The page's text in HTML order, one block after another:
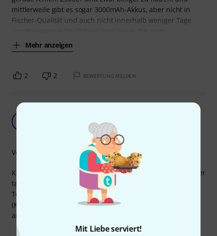
Mit Liebe serviert!
mittlerweile gibt es sogar 3000mAh-Akkus, aber nicht in
Fischer-Qualität und auch nicht innerhalb weniger Tage
Mehr anzeigen
2 2 BEWERTUNG MELDEN
Ol-AfD 11.03.2022
Kürzlich habe ich mir ein Gerät (PZEM-015) zur Messung der
tatsächlichen Akkukapazität gekauft.
Test mit diesem nur zwei Jahre jungen Fisher-Akku
(Kaufdatum: März 2020). Ergebnis: nur 650 mAh statt der
angeblichen 2.850 mAh!
Verarbeitung